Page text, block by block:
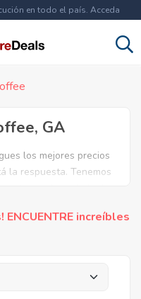
en todo el país. Acceda
GA
los mejores precios
la respuesta. Tenemos
en el condado de
en el increíbles